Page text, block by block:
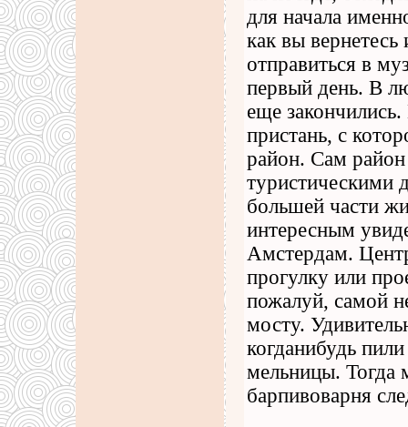
для начала
как вы
отправиться в
первый день. В
еще
пристань, с
район. Сам район
туристическими
большей части
интересным
Амстердам.
прогулку или
пожалуй, самой
мосту.
когданибудь
мельницы. Тогда
барпивоварня